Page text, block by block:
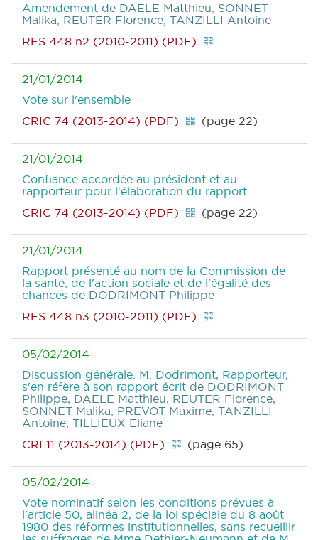
Amendement de DAELE Matthieu, SONNET
Malika, REUTER Florence, TANZILLI Antoine
RES 448 n2 (2010-2011) (PDF)
21/01/2014
Vote sur l'ensemble
CRIC 74 (2013-2014) (PDF)
(page 22)
21/01/2014
Confiance accordée au président et au
rapporteur pour l'élaboration du rapport
CRIC 74 (2013-2014) (PDF)
(page 22)
21/01/2014
Rapport présenté au nom de la Commission de
la santé, de l'action sociale et de l'égalité des
chances de DODRIMONT Philippe
RES 448 n3 (2010-2011) (PDF)
05/02/2014
Discussion générale. M. Dodrimont, Rapporteur,
s'en réfère à son rapport écrit de DODRIMONT
Philippe, DAELE Matthieu, REUTER Florence,
SONNET Malika, PREVOT Maxime, TANZILLI
Antoine, TILLIEUX Eliane
CRI 11 (2013-2014) (PDF)
(page 65)
05/02/2014
Vote nominatif selon les conditions prévues à
l'article 50, alinéa 2, de la loi spéciale du 8 août
1980 des réformes institutionnelles, sans recueillir